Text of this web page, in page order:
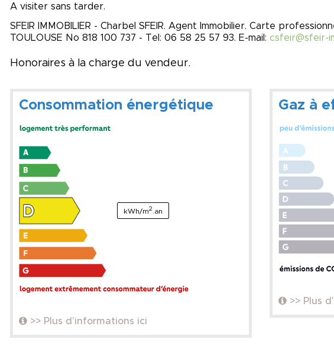
A visiter sans tarder.
SFEIR IMMOBILIER - Charbel SFEIR. Agent Immobilier. Carte
TOULOUSE No 818 100 737 - Tel: 06 58 25 57 93. E-mail: csfeir@sfeir-
Honoraires à la charge du vendeur.
Consommation énergétique
kWh/m2 .an
>> Plus d'informations ici
Gaz à
>> Plus